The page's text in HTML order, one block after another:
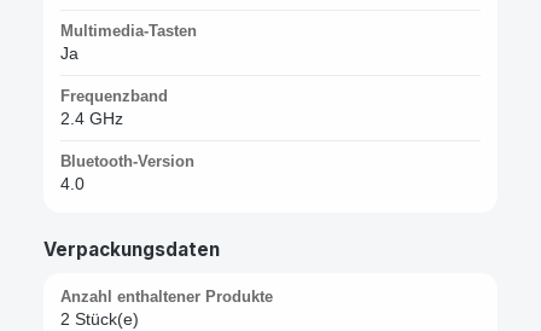
Multimedia-Tasten
Ja
Frequenzband
2.4 GHz
Bluetooth-Version
4.0
Verpackungsdaten
Anzahl enthaltener Produkte
2 Stück(e)